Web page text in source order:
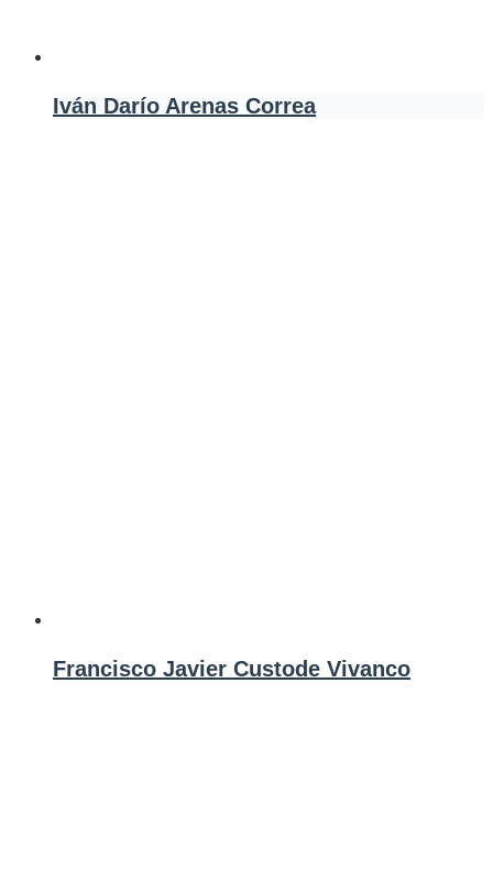
Iván Darío Arenas Correa
Francisco Javier Custode Vivanco